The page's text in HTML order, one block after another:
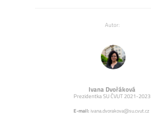
Autor:
Ivana Dvořáková
Prezidentka SU ČVUT 2021-2023
E-mail: ivana.dvorakova@su.cvut.cz